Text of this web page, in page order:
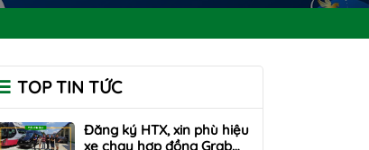
TOP TIN TỨC
Đăng ký HTX, xin phù hiệu
xe chạy hợp đồng Grab